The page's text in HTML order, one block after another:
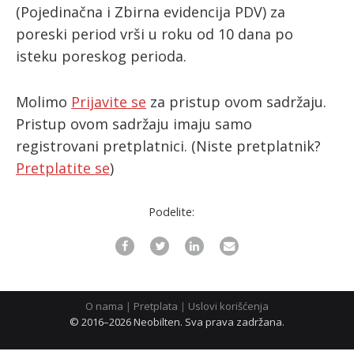
ћирилица
(Pojedinačna i Zbirna evidencija PDV) za
poreski period vrši u roku od 10 dana po
isteku poreskog perioda.
Molimo Prijavite se za pristup ovom sadržaju.
Pristup ovom sadržaju imaju samo
registrovani pretplatnici. (Niste pretplatnik?
Pretplatite se)
Podelite:
O nama | Pretplata | Uslovi korišćenja
© 2016–2026 Neobilten. Sva prava zadržana.